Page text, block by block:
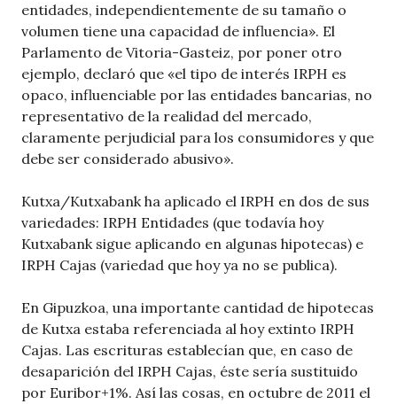
entidades, independientemente de su tamaño o
volumen tiene una capacidad de influencia». El
Parlamento de Vitoria-Gasteiz, por poner otro
ejemplo, declaró que «el tipo de interés IRPH es
opaco, influenciable por las entidades bancarias, no
representativo de la realidad del mercado,
claramente perjudicial para los consumidores y que
debe ser considerado abusivo».
Kutxa/Kutxabank ha aplicado el IRPH en dos de sus
variedades: IRPH Entidades (que todavía hoy
Kutxabank sigue aplicando en algunas hipotecas) e
IRPH Cajas (variedad que hoy ya no se publica).
En Gipuzkoa, una importante cantidad de hipotecas
de Kutxa estaba referenciada al hoy extinto IRPH
Cajas. Las escrituras establecían que, en caso de
desaparición del IRPH Cajas, éste sería sustituido
por Euribor+1%. Así las cosas, en octubre de 2011 el